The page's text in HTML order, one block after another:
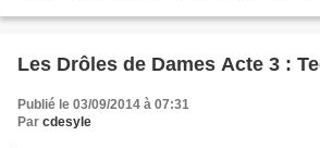
Les Drôles de Dames Acte 3 :
Publié le 03/09/2014 à 07:31
Par cdesyle